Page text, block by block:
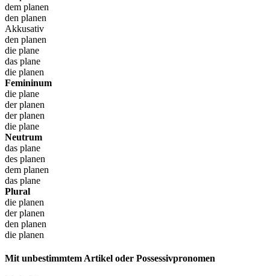
dem planen
den planen
Akkusativ
den planen
die plane
das plane
die planen
Femininum
die plane
der planen
der planen
die plane
Neutrum
das plane
des planen
dem planen
das plane
Plural
die planen
der planen
den planen
die planen
Mit unbestimmtem Artikel oder Possessivpronomen